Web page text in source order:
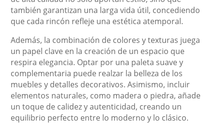
también garantizan una larga vida útil, concediendo
que cada rincón refleje una estética atemporal.
Además, la combinación de colores y texturas juega
un papel clave en la creación de un espacio que
respira elegancia. Optar por una paleta suave y
complementaria puede realzar la belleza de los
muebles y detalles decorativos. Asimismo, incluir
elementos naturales, como madera o piedra, añade
un toque de calidez y autenticidad, creando un
equilibrio perfecto entre lo moderno y lo clásico.